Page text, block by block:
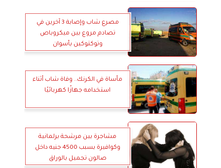
مصرع شاب وإصابة 3 آخرين في
تصادم مروع بين ميكروباص
وتوكتوكين بأسوان
مأساة في الكرنك.. وفاة شاب أثناء
استخدامه جهازًا كهربائيًا
مشاجرة بين مرشحة برلمانية
وكوافيرة بسبب 4500 جنيه داخل
صالون تجميل بالوراق